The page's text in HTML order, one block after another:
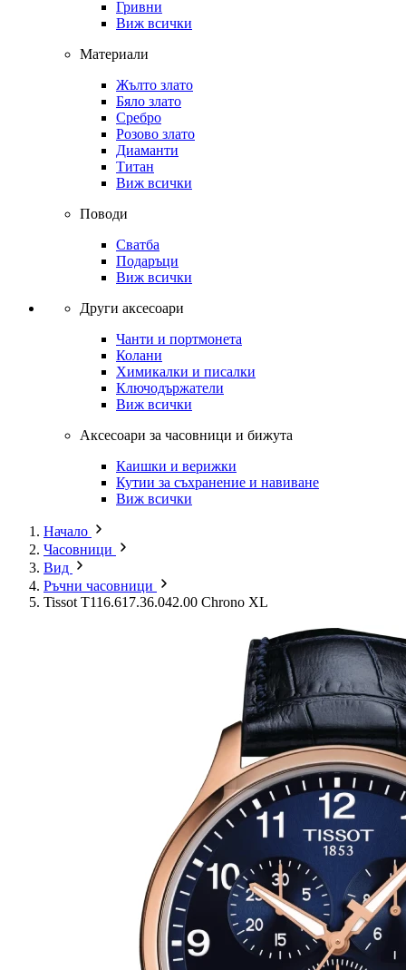
Гривни
Виж всички
Материали
Жълто злато
Бяло злато
Сребро
Розово злато
Диаманти
Титан
Виж всички
Поводи
Сватба
Подаръци
Виж всички
Други аксесоари
Чанти и портмонета
Колани
Химикалки и писалки
Ключодържатели
Виж всички
Аксесоари за часовници и бижута
Каишки и верижки
Кутии за съхранение и навиване
Виж всички
Начало
Часовници
Вид
Ръчни часовници
Tissot T116.617.36.042.00 Chrono XL